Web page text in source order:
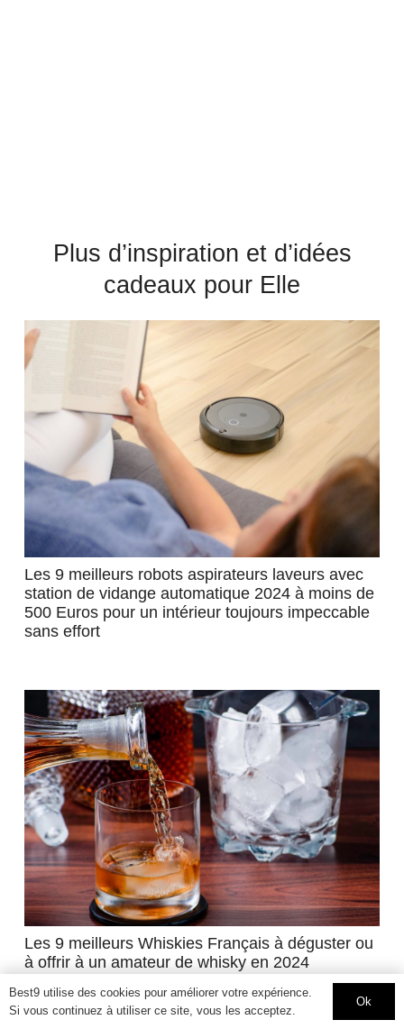
Plus d’inspiration et d’idées
cadeaux pour Elle
Les 9 meilleurs robots aspirateurs laveurs avec
station de vidange automatique 2024 à moins de
500 Euros pour un intérieur toujours impeccable
sans effort
Les 9 meilleurs Whiskies Français à déguster ou
à offrir à un amateur de whisky en 2024
Best9 utilise des cookies pour améliorer votre expérience.
Si vous continuez à utiliser ce site, vous les acceptez.
Ok